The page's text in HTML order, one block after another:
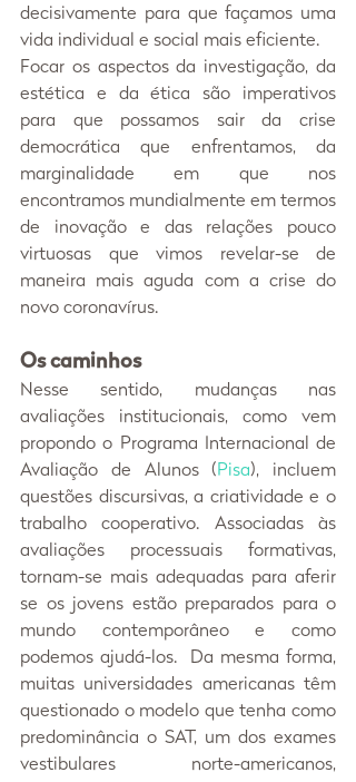
decisivamente para que façamos uma
vida individual e social mais eficiente.
Focar os aspectos da investigação, da
estética e da ética são imperativos
para que possamos sair da crise
democrática que enfrentamos, da
marginalidade em que nos
encontramos mundialmente em termos
de inovação e das relações pouco
virtuosas que vimos revelar-se de
maneira mais aguda com a crise do
novo coronavírus.
Os caminhos
Nesse sentido, mudanças nas
avaliações institucionais, como vem
propondo o Programa Internacional de
Avaliação de Alunos (Pisa), incluem
questões discursivas, a criatividade e o
trabalho cooperativo. Associadas às
avaliações processuais formativas,
tornam-se mais adequadas para aferir
se os jovens estão preparados para o
mundo contemporâneo e como
podemos ajudá-los.  Da mesma forma,
muitas universidades americanas têm
questionado o modelo que tenha como
predominância o SAT, um dos exames
vestibulares norte-americanos,